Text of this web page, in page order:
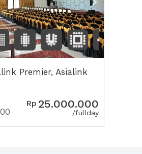
Premier, Asialink
Rp 25.000.000
/fullday